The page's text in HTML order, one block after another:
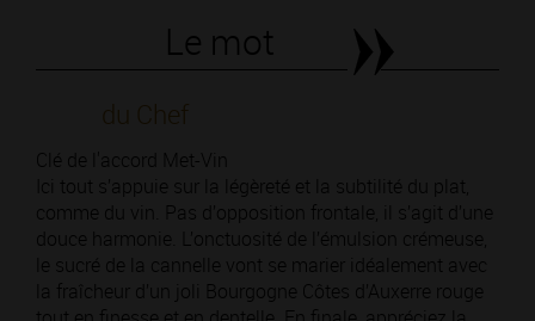
Le mot
du Chef
Clé de l'accord Met-Vin
Ici tout s’appuie sur la légèreté et la subtilité du plat,
comme du vin. Pas d’opposition frontale, il s’agit d’une
douce harmonie. L’onctuosité de l’émulsion crémeuse,
le sucré de la cannelle vont se marier idéalement avec
la fraîcheur d’un joli Bourgogne Côtes d’Auxerre rouge